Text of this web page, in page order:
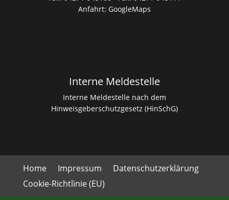
Anfahrt: GoogleMaps
Interne Meldestelle
Interne Meldestelle nach dem
Hinweisgeberschutzgesetz (HinSchG)
Home Impressum
Datenschutzerklärung
Cookie-Richtlinie (EU)